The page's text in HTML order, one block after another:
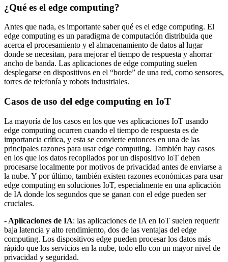
¿Qué es el edge computing?
Antes que nada, es importante saber qué es el edge computing. El
edge computing es un paradigma de computación distribuida que
acerca el procesamiento y el almacenamiento de datos al lugar
donde se necesitan, para mejorar el tiempo de respuesta y ahorrar
ancho de banda. Las aplicaciones de edge computing suelen
desplegarse en dispositivos en el “borde” de una red, como sensores,
torres de telefonía y robots industriales.
Casos de uso del edge computing en IoT
La mayoría de los casos en los que ves aplicaciones IoT usando
edge computing ocurren cuando el tiempo de respuesta es de
importancia crítica, y esta se convierte entonces en una de las
principales razones para usar edge computing. También hay casos
en los que los datos recopilados por un dispositivo IoT deben
procesarse localmente por motivos de privacidad antes de enviarse a
la nube. Y por último, también existen razones económicas para usar
edge computing en soluciones IoT, especialmente en una aplicación
de IA donde los segundos que se ganan con el edge pueden ser
cruciales.
- Aplicaciones de IA: las aplicaciones de IA en IoT suelen requerir
baja latencia y alto rendimiento, dos de las ventajas del edge
computing. Los dispositivos edge pueden procesar los datos más
rápido que los servicios en la nube, todo ello con un mayor nivel de
privacidad y seguridad.